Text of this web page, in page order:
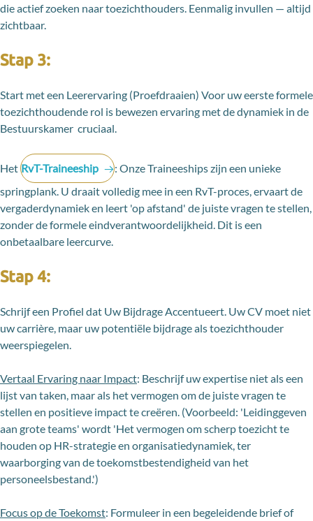
die actief zoeken naar toezichthouders. Eenmalig invullen — altijd
zichtbaar.
Stap 3:
Start met een Leerervaring (Proefdraaien) Voor uw eerste formele
toezichthoudende rol is bewezen ervaring met de dynamiek in de
Bestuurskamer cruciaal.
Het RvT-Traineeship
: Onze Traineeships zijn een unieke
springplank. U draait volledig mee in een RvT-proces, ervaart de
vergaderdynamiek en leert 'op afstand' de juiste vragen te stellen,
zonder de formele eindverantwoordelijkheid. Dit is een
onbetaalbare leercurve.
Stap 4:
Schrijf een Profiel dat Uw Bijdrage Accentueert. Uw CV moet niet
uw carrière, maar uw potentiële bijdrage als toezichthouder
weerspiegelen.
Vertaal Ervaring naar Impact: Beschrijf uw expertise niet als een
lijst van taken, maar als het vermogen om de juiste vragen te
stellen en positieve impact te creëren. (Voorbeeld: 'Leidinggeven
aan grote teams' wordt 'Het vermogen om scherp toezicht te
houden op HR-strategie en organisatiedynamiek, ter
waarborging van de toekomstbestendigheid van het
personeelsbestand.')
Focus op de Toekomst: Formuleer in een begeleidende brief of